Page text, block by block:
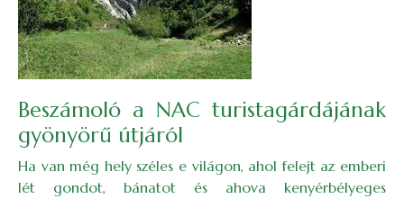
Beszámoló a NAC turistagárdájának
gyönyörű útjáról
Ha van még hely széles e világon, ahol felejt az emberi
lét gondot, bánatot és ahova kenyérbélyeges